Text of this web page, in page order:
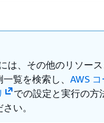
は、その他のリソース
覧を検索し、 AWS
での設定と実行の方
い。